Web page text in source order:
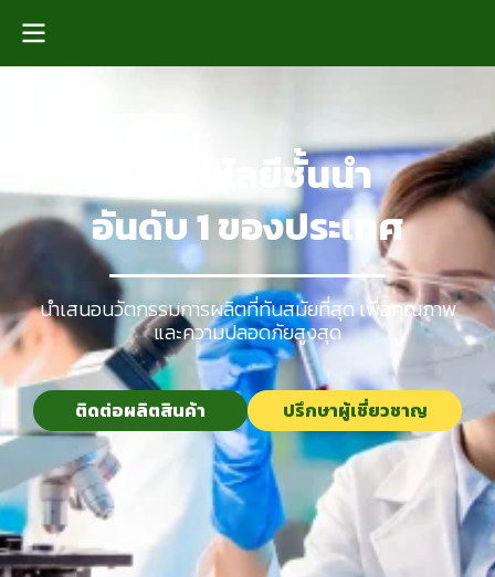
เทคโนโลยีชั้นนำ
อันดับ 1 ของประเทศ
นำเสนอนวัตกรรมการผลิตที่ทันสมัยที่สุด เพื่อคุณภาพ
และความปลอดภัยสูงสุด
ติดต่อผลิตสินค้า ปรึกษาผู้เชี่ยวชาญ